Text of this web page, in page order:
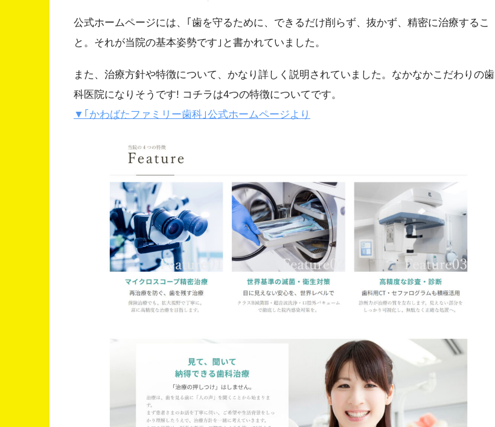
公式ホームページには、｢歯を守るために、できるだけ削らず、抜かず、精密に治療するこ
と。それが当院の基本姿勢です｣と書かれていました。
また、治療方針や特徴について、かなり詳しく説明されていました。なかなかこだわりの歯
科医院になりそうです! コチラは4つの特徴についてです。
▼｢かわばたファミリー歯科｣公式ホームページより